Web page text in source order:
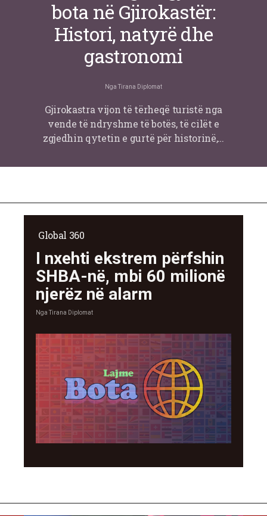
bota në Gjirokastër:
Histori, natyrë dhe
gastronomi
Nga Tirana Diplomat
Gjirokastra vijon të tërheqë turistë nga
vende të ndryshme të botës, të cilët e
zgjedhin qytetin e gurtë për historinë,…
Global 360
I nxehti ekstrem përfshin
SHBA-në, mbi 60 milionë
njerëz në alarm
NgaTirana Diplomat